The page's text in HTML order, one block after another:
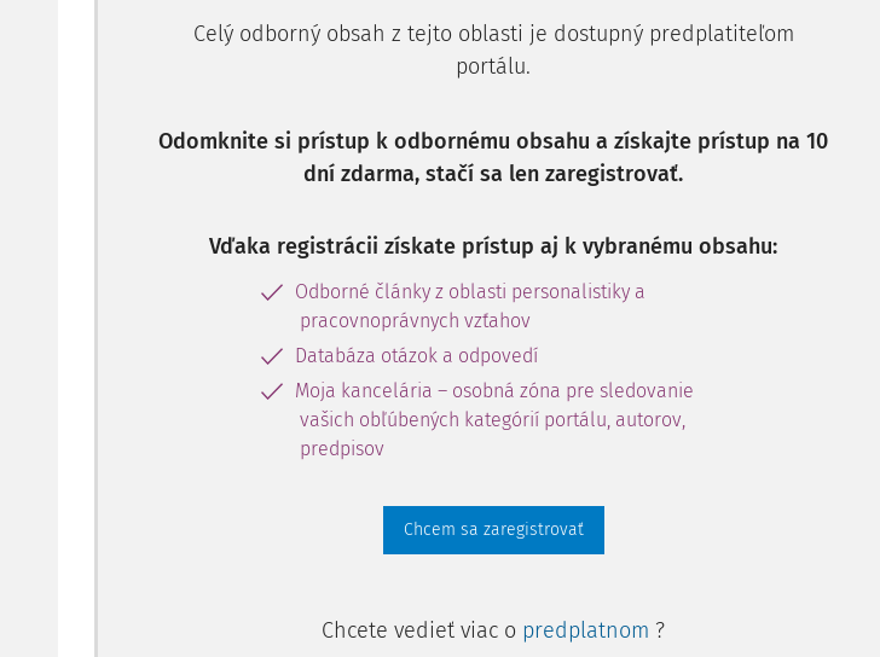
jednoosobových s. r. o., o ktorú je možné v súčasnosti (5. mája 2020) žiadať. Podnikatelia, ktorí
sú oprávnení žiadať o príspevok na náhradu straty príjmu, majú nárok na paušálny príspevok
na náhradu straty príjmu zo zárobkovej činnosti v paušálnej sume
mesiace až do konca mesiaca, v ktorom bude rozhodnutie Úradu verejného zdravotníctva SR
o uzatvorení prevádzok zrušené.
SZČO, ktorá prerušila alebo obmedzila vykonávanie (prevádzkovanie) svojej činnosti a
nepozastavila alebo nezrušila oprávnenie na jej vykonávanie (prevádzkovanie) v
živnostenskom registri a ktorej nevznikla povinnosť nemocenského a dôchodkového
poistenia a pritom nečerpá tzv. odvodové prázdniny, a zároveň od 13. marca 2020 nemá
Celý odborný obsah z tejto oblasti je dostupný predplatiteľom
portálu.
Odomknite si prístup k odbornému obsahu a získajte prístup na 10
dní zdarma, stačí sa len zaregistrovať.
Vďaka registrácii získate prístup aj k vybranému obsahu:
Odborné články z oblasti personalistiky a
pracovnoprávnych vzťahov
Databáza otázok a odpovedí
Moja kancelária – osobná zóna pre sledovanie
vašich obľúbených kategórií portálu, autorov,
predpisov
Chcem sa zaregistrovať
Chcete vedieť viac o predplatnom ?